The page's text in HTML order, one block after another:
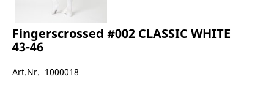
Fingerscrossed #002 CLASSIC WHITE
43-46
Art.Nr. 1000018